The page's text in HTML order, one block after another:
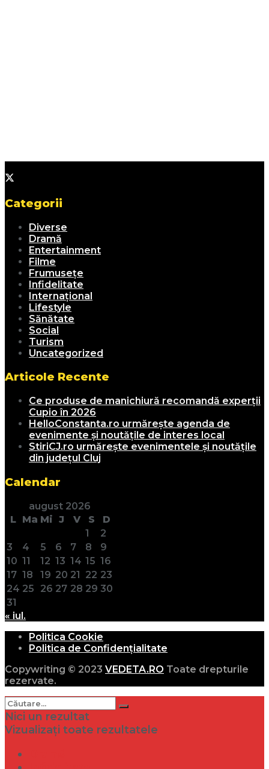
Categorii
Diverse
Dramă
Entertainment
Filme
Frumusețe
Infidelitate
Internațional
Lifestyle
Sănătate
Social
Turism
Uncategorized
Articole Recente
Ce produse de manichiură recomandă experții
Cupio în 2026
HelloConstanta.ro urmărește agenda de
evenimente și noutățile de interes local
StiriCJ.ro urmărește evenimentele și noutățile
din județul Cluj
Calendar
august 2026
L Ma Mi J V S
D
1
2
3
4 5 6 7 8
9
10 11 12 13 14 15 16
17 18 19 20 21 22 23
24 25 26 27 28 29 30
31
« iul.
Politica Cookie
Politica de Confidențialitate
Copywriting © 2023 VEDETA.RO Toate drepturile
rezervate.
Nici un rezultat
Vizualizați toate rezultatele